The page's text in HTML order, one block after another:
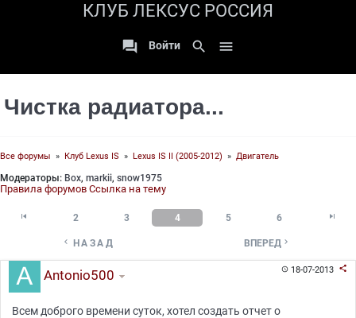
КЛУБ ЛЕКСУС РОССИЯ
 Войти search 
Чистка радиатора...
Все форумы » Клуб Lexus IS » Lexus IS II (2005-2012) » Двигатель
Модераторы: Box, markii, snow1975
Правила форумов Ссылка на тему
 2 3 4 5 6 
 НАЗАД ВПЕРЕД 
 18-07-2013 
Antonio500
Всем доброго времени суток, хотел создать отчет о